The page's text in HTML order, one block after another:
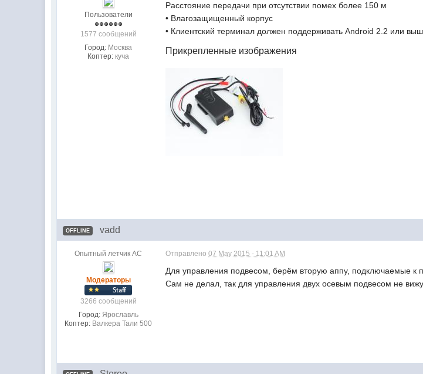
Пользователи
1577 сообщений
Город: Москва
Коптер: куча
Расстояние передачи при отсутствии помех более 150 м
• Влагозащищенный корпус
• Клиентский терминал должен поддерживать Android 2.2 или
Прикрепленные изображения
OFFLINE vadd
Опытный летчик АС
Модераторы
3266 сообщений
Город: Ярославль
Коптер: Валкера Тали 500
Отправлено07 May 2015 - 11:01 AM
Для управления подвесом, берём вторую аппу, подключаемые к
Сам не делал, так для управления двух осевым подвесом не